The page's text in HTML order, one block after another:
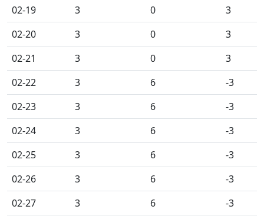
02-19
3 0
3
02-20
3 0
3
02-21
3 0
3
02-22
3 6
-3
02-23
3 6
-3
02-24
3 6
-3
02-25
3 6
-3
02-26
3 6
-3
02-27
3 6
-3